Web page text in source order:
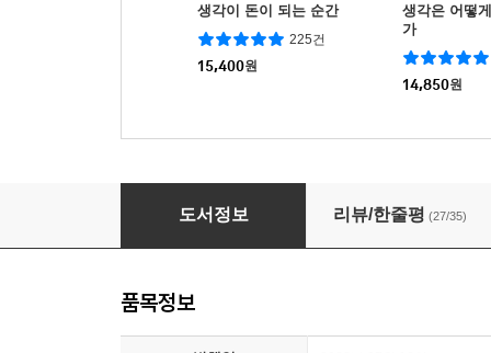
생각이 돈이 되는 순간
225건
15,400원
생각은 어떻
가
14,850원
건강의 뇌과학
도서정보 리뷰/한줄평 (27/35)
품목정보